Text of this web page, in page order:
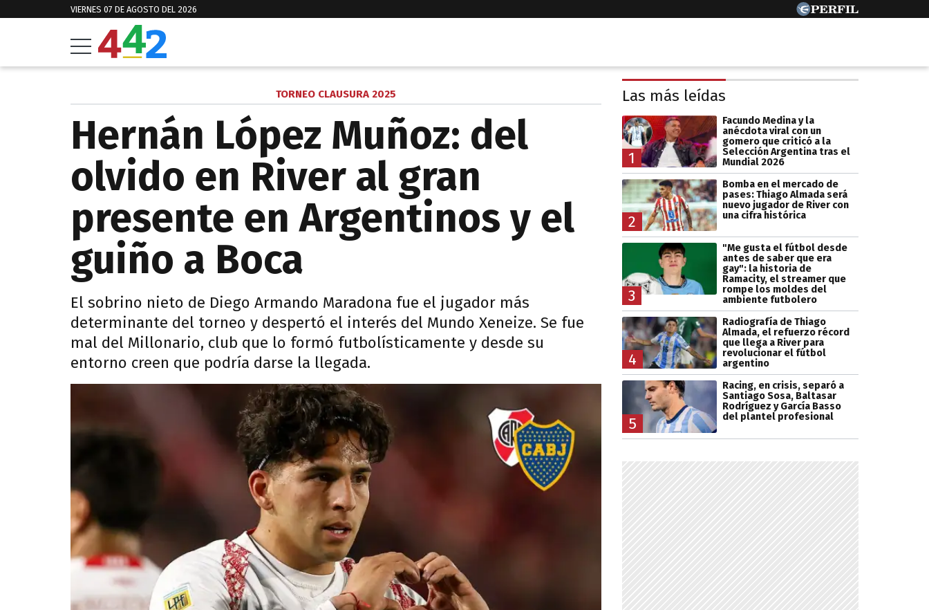
VIERNES 07 DE AGOSTO DEL 2026
TORNEO CLAUSURA 2025
Hernán López Muñoz: del
olvido en River al gran
presente en Argentinos y el
guiño a Boca
El sobrino nieto de Diego Armando Maradona fue el jugador más
determinante del torneo y despertó el interés del Mundo Xeneize. Se fue
mal del Millonario, club que lo formó futbolísticamente y desde su
entorno creen que podría darse la llegada.
Las más leídas
1
Facundo Medina y la
anécdota viral con un
gomero que criticó a la
Selección Argentina tras el
Mundial 2026
2
Bomba en el mercado de
pases: Thiago Almada será
nuevo jugador de River con
una cifra histórica
3
"Me gusta el fútbol desde
antes de saber que era
gay": la historia de
Ramacity, el streamer que
rompe los moldes del
ambiente futbolero
4
Radiografía de Thiago
Almada, el refuerzo récord
que llega a River para
revolucionar el fútbol
argentino
5
Racing, en crisis, separó a
Santiago Sosa, Baltasar
Rodríguez y García Basso
del plantel profesional